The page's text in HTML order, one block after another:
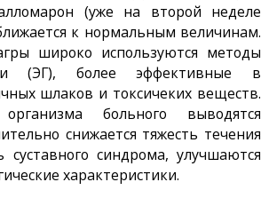
(уже на второй неделе
к нормальным величинам.
широко используются ме­тоды
(ЭГ), более эффективные в
шлаков и токсичеких веществ.
больного выводятся
снижается тяжесть течения
синдрома, улучшаются
характеристики.